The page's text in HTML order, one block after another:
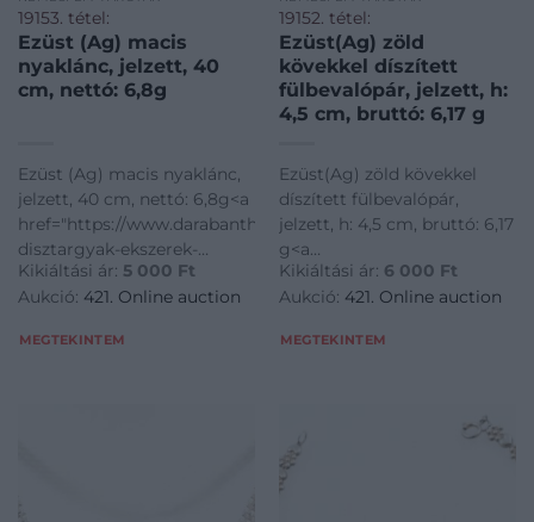
19153. tétel:
Ezüst (Ag) macis
nyaklánc, jelzett, 40
cm, nettó: 6,8g
Ezüst (Ag) macis nyaklánc,
jelzett, 40 cm, nettó: 6,8g<a
href="https://www.darabanth.com/hu/gyorsarveres/421/
disztargyak-ekszerek-
dragakovek/Nemesfem-
disztargyak-ekszerek-
Ag-macis-nyaklanc-jelzett-
Kikiáltási ár: 5 000 Ft
Aukció: 421. Online auction
MEGTEKINTEM
19152. tétel:
Ezüst(Ag) zöld
kövekkel díszített
fülbevalópár, jelzett, h:
4,5 cm, bruttó: 6,17 g
Ezüst(Ag) zöld kövekkel
díszített fülbevalópár,
jelzett, h: 4,5 cm, bruttó: 6,17
g<a
href="https://
disztargyak-ekszerek-
disztargyak-ekszerek-
Kikiáltási ár: 6 000 Ft
Aukció: 421. Online auction
MEGTEKINTEM